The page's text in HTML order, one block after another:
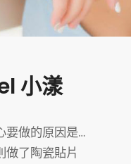
小漾
要做的原因是…
做了陶瓷貼片